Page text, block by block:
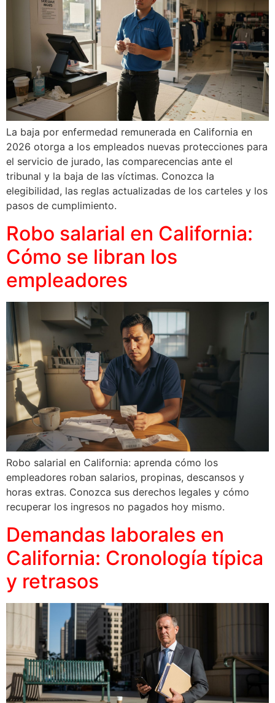
La baja por enfermedad remunerada en California en
2026 otorga a los empleados nuevas protecciones para
el servicio de jurado, las comparecencias ante el
tribunal y la baja de las víctimas. Conozca la
elegibilidad, las reglas actualizadas de los carteles y los
pasos de cumplimiento.
Robo salarial en California:
Cómo se libran los
empleadores
Robo salarial en California: aprenda cómo los
empleadores roban salarios, propinas, descansos y
horas extras. Conozca sus derechos legales y cómo
recuperar los ingresos no pagados hoy mismo.
Demandas laborales en
California: Cronología típica
y retrasos